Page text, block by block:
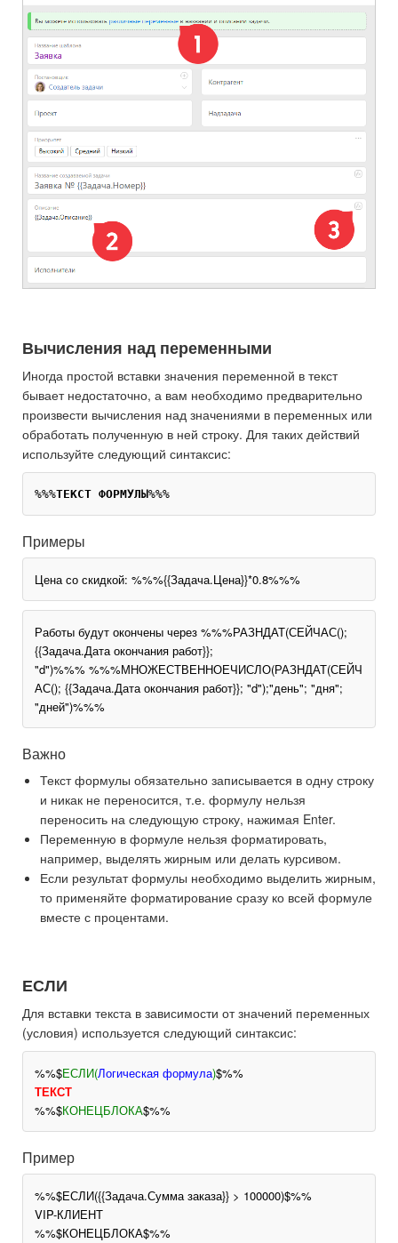
Вычисления над переменными
Иногда простой вставки значения переменной в текст
бывает недостаточно, а вам необходимо предварительно
произвести вычисления над значениями в переменных или
обработать полученную в ней строку. Для таких действий
используйте следующий синтаксис:
%%%ТЕКСТ ФОРМУЛЫ
Примеры
Цена со скидкой: %%%{{Задача.Цена}}*0.8%%%
Работы будут окончены через %%%РАЗНДАТ(СЕЙЧАС();
{{Задача.Дата окончания работ}};
"d")%%% %%%МНОЖЕСТВЕННОЕЧИСЛО(РАЗНДАТ(СЕЙЧ
АС(); {{Задача.Дата окончания работ}}; "d");"день"; "дня";
"дней")%%%
Важно
Текст формулы обязательно записывается в одну строку
и никак не переносится, т.е. формулу нельзя
переносить на следующую строку, нажимая Enter.
Переменную в формуле нельзя форматировать,
например, выделять жирным или делать курсивом.
Если результат формулы необходимо выделить жирным,
то применяйте форматирование сразу ко всей формуле
вместе с процентами.
ЕСЛИ
Для вставки текста в зависимости от значений переменных
(условия) используется следующий синтаксис:
%%$ЕСЛИ(Логическая формула)$%%
ТЕКСТ
%%$КОНЕЦБЛОКА$%%
Пример
%%$ЕСЛИ({{Задача.Сумма заказа}} > 100000)$%%
VIP-КЛИЕНТ
%%$КОНЕЦБЛОКА$%%